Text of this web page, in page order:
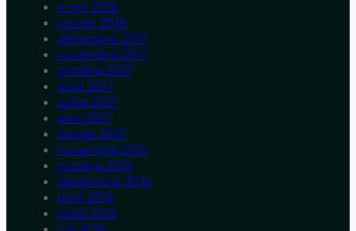
mars 2018
janvier 2018
décembre 2017
novembre 2017
octobre 2017
août 2017
juillet 2017
avril 2017
janvier 2017
novembre 2016
octobre 2016
septembre 2016
août 2016
juillet 2016